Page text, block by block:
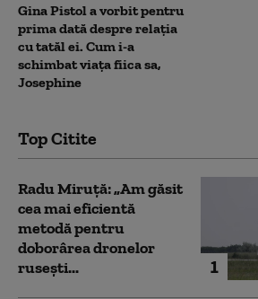
Gina Pistol a vorbit pentru
prima dată despre relația
cu tatăl ei. Cum i-a
schimbat viața fiica sa,
Josephine
Top Citite
1
Radu Miruță: „Am găsit
cea mai eficientă
metodă pentru
doborârea dronelor
rusești...